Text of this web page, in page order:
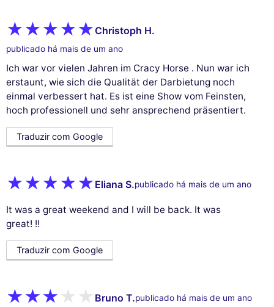
Christoph H.
publicado há mais de um ano
Ich war vor vielen Jahren im Cracy Horse . Nun war ich
erstaunt, wie sich die Qualität der Darbietung noch
einmal verbessert hat. Es ist eine Show vom Feinsten,
hoch professionell und sehr ansprechend präsentiert.
Traduzir com Google
Eliana S.publicado há mais de um ano
It was a great weekend and I will be back. It was
great! !!
Traduzir com Google
Bruno T.publicado há mais de um ano